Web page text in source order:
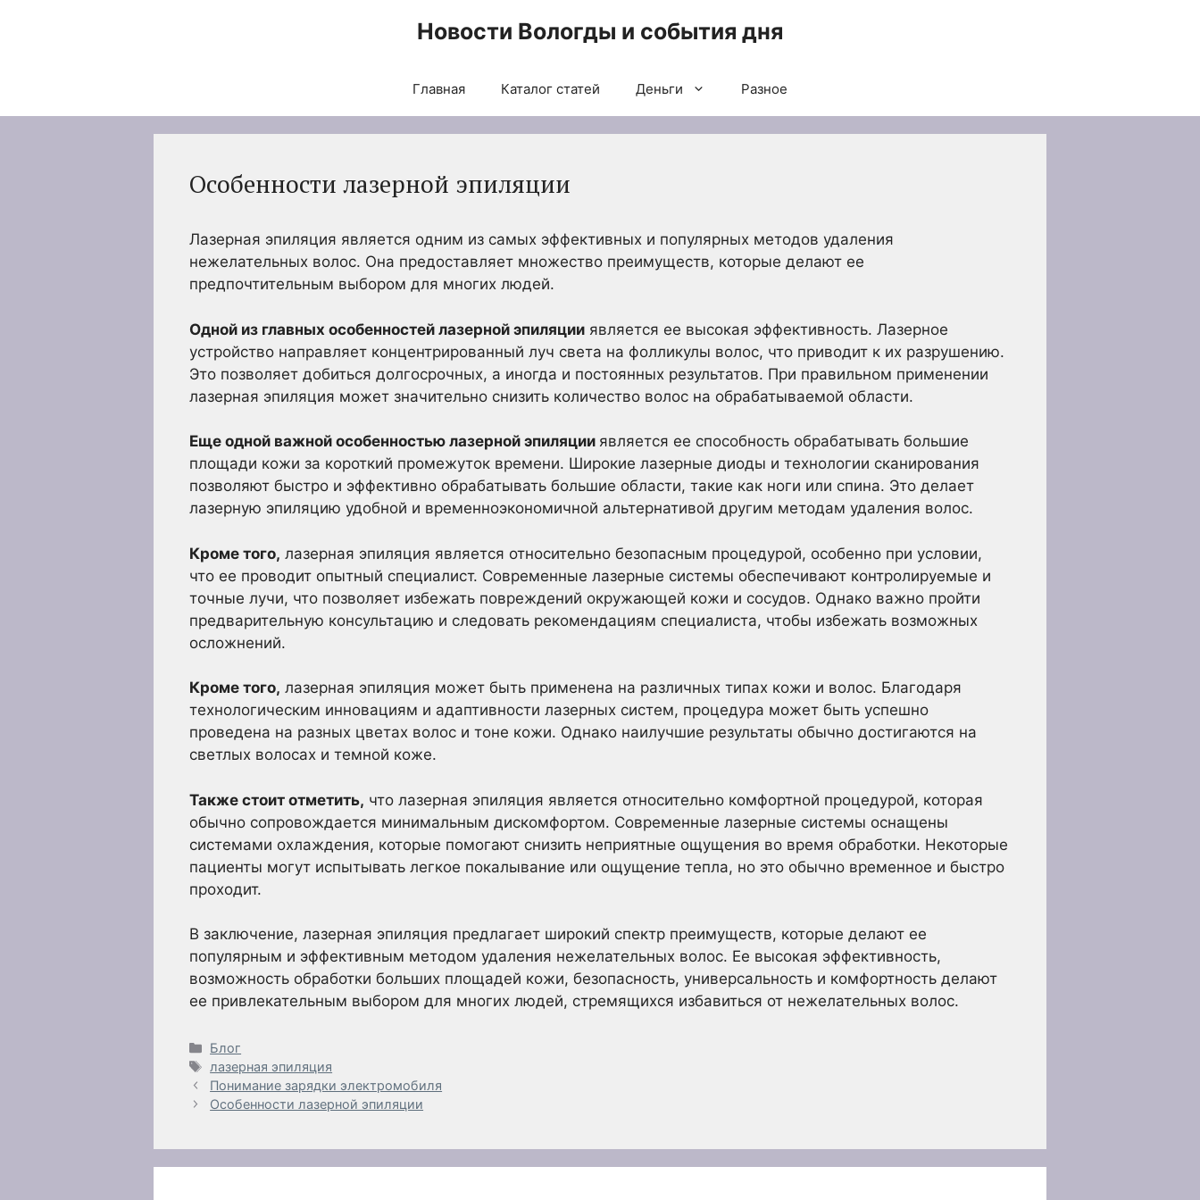
Новости Вологды и события дня
Главная Каталог статей Деньги Разное
Особенности лазерной эпиляции
Лазерная эпиляция является одним из самых эффективных и популярных методов удаления
нежелательных волос. Она предоставляет множество преимуществ, которые делают ее
предпочтительным выбором для многих людей.
Одной из главных особенностей лазерной эпиляции является ее высокая эффективность. Лазерное
устройство направляет концентрированный луч света на фолликулы волос, что приводит к их разрушению.
Это позволяет добиться долгосрочных, а иногда и постоянных результатов. При правильном применении
лазерная эпиляция может значительно снизить количество волос на обрабатываемой области.
Еще одной важной особенностью лазерной эпиляции является ее способность обрабатывать большие
площади кожи за короткий промежуток времени. Широкие лазерные диоды и технологии сканирования
позволяют быстро и эффективно обрабатывать большие области, такие как ноги или спина. Это делает
лазерную эпиляцию удобной и временноэкономичной альтернативой другим методам удаления волос.
Кроме того, лазерная эпиляция является относительно безопасным процедурой, особенно при условии,
что ее проводит опытный специалист. Современные лазерные системы обеспечивают контролируемые и
точные лучи, что позволяет избежать повреждений окружающей кожи и сосудов. Однако важно пройти
предварительную консультацию и следовать рекомендациям специалиста, чтобы избежать возможных
осложнений.
Кроме того, лазерная эпиляция может быть применена на различных типах кожи и волос. Благодаря
технологическим инновациям и адаптивности лазерных систем, процедура может быть успешно
проведена на разных цветах волос и тоне кожи. Однако наилучшие результаты обычно достигаются на
светлых волосах и темной коже.
Также стоит отметить, что лазерная эпиляция является относительно комфортной процедурой, которая
обычно сопровождается минимальным дискомфортом. Современные лазерные системы оснащены
системами охлаждения, которые помогают снизить неприятные ощущения во время обработки. Некоторые
пациенты могут испытывать легкое покалывание или ощущение тепла, но это обычно временное и быстро
проходит.
В заключение, лазерная эпиляция предлагает широкий спектр преимуществ, которые делают ее
популярным и эффективным методом удаления нежелательных волос. Ее высокая эффективность,
возможность обработки больших площадей кожи, безопасность, универсальность и комфортность делают
ее привлекательным выбором для многих людей, стремящихся избавиться от нежелательных волос.
Рубрики
Блог
Метки
лазерная эпиляция
Понимание зарядки электромобиля
Особенности лазерной эпиляции